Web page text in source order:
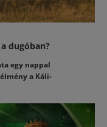
dugóban?
egy nappal
a Káli-